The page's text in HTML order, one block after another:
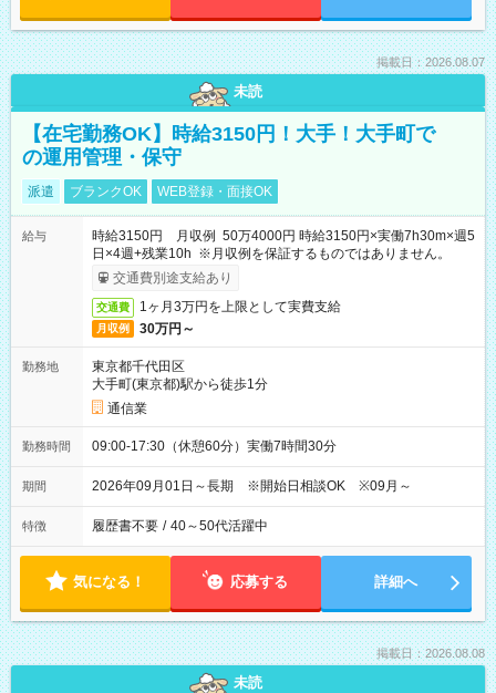
掲載日：2026.08.07
未読
【在宅勤務OK】時給3150円！大手！大手町で
の運用管理・保守
派遣 ブランクOK WEB登録・面接OK
給与
時給3150円 月収例 50万4000円 時給3150円×実働7h30m×週5
日×4週+残業10h ※月収例を保証するものではありません。
交通費別途支給あり
交通費 1ヶ月3万円を上限として実費支給
月収例 30万円～
勤務地
東京都千代田区
大手町(東京都)駅から徒歩1分
通信業
勤務時間 09:00-17:30（休憩60分）実働7時間30分
期間 2026年09月01日～長期 ※開始日相談OK ※09月～
特徴 履歴書不要 / 40～50代活躍中
気になる！ 応募する 詳細へ
掲載日：2026.08.08
未読